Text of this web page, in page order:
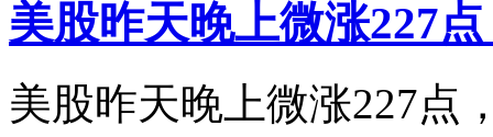
美股昨天晚上微涨227
美股昨天晚上微涨227点